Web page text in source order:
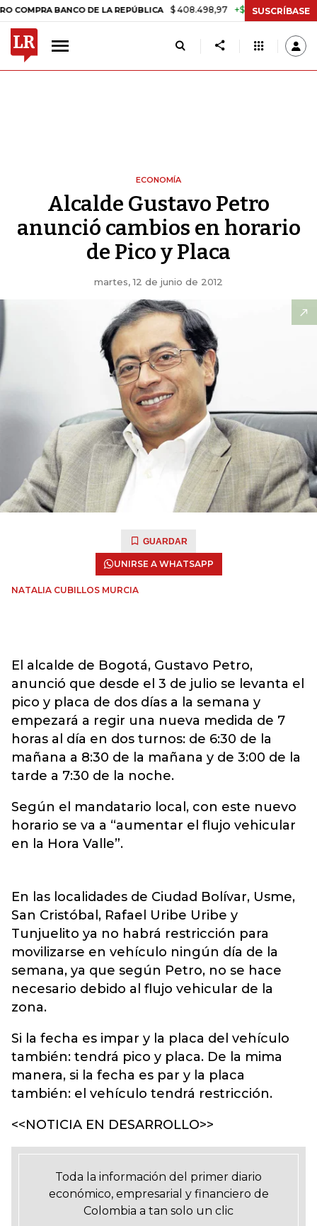
BANCO DE LA REPÚBLICA $ 408.498,97 +$ 8.753,81 +2,19%
SUSCRÍBASE
ECONOMÍA
Alcalde Gustavo Petro
anunció cambios en horario
de Pico y Placa
martes, 12 de junio de 2012
GUARDAR
UNIRSE A WHATSAPP
NATALIA CUBILLOS MURCIA
El alcalde de Bogotá, Gustavo Petro,
anunció que desde el 3 de julio se levanta el
pico y placa de dos días a la semana y
empezará a regir una nueva medida de 7
horas al día en dos turnos: de 6:30 de la
mañana a 8:30 de la mañana y de 3:00 de la
tarde a 7:30 de la noche.
Según el mandatario local, con este nuevo
horario se va a “aumentar el flujo vehicular
en la Hora Valle”.
En las localidades de Ciudad Bolívar, Usme,
San Cristóbal, Rafael Uribe Uribe y
Tunjuelito ya no habrá restricción para
movilizarse en vehículo ningún día de la
semana, ya que según Petro, no se hace
necesario debido al flujo vehicular de la
zona.
Si la fecha es impar y la placa del vehículo
también: tendrá pico y placa. De la mima
manera, si la fecha es par y la placa
también: el vehículo tendrá restricción.
<<NOTICIA EN DESARROLLO>>
Toda la información del primer diario
económico, empresarial y financiero de
Colombia a tan solo un clic